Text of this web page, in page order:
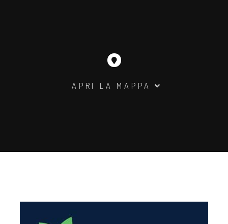
APRI LA MAPPA